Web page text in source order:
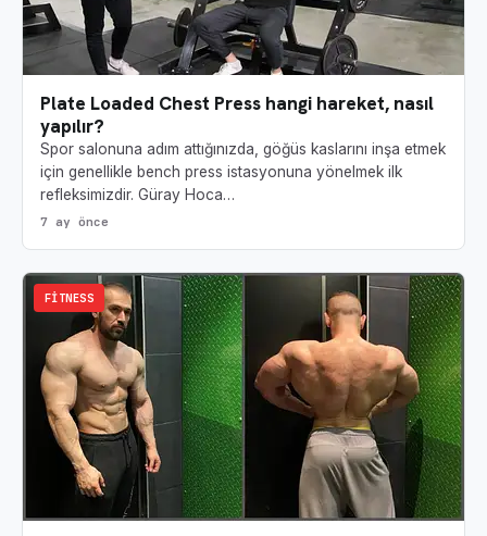
Plate Loaded Chest Press hangi hareket, nasıl
yapılır?
Spor salonuna adım attığınızda, göğüs kaslarını inşa etmek
için genellikle bench press istasyonuna yönelmek ilk
refleksimizdir. Güray Hoca…
7 ay önce
FITNESS